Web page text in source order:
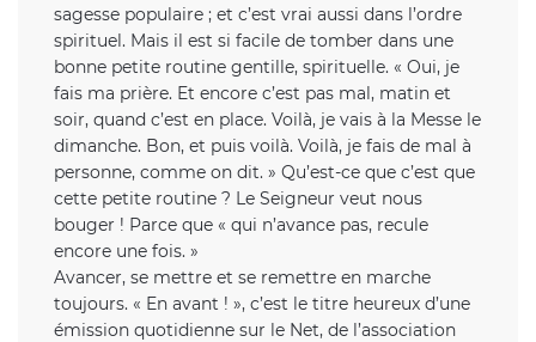
sagesse populaire ; et c’est vrai aussi dans l’ordre
spirituel. Mais il est si facile de tomber dans une
bonne petite routine gentille, spirituelle. « Oui, je
fais ma prière. Et encore c’est pas mal, matin et
soir, quand c’est en place. Voilà, je vais à la Messe le
dimanche. Bon, et puis voilà. Voilà, je fais de mal à
personne, comme on dit. » Qu’est-ce que c’est que
cette petite routine ? Le Seigneur veut nous
bouger ! Parce que « qui n’avance pas, recule
encore une fois. »
Avancer, se mettre et se remettre en marche
toujours. « En avant ! », c’est le titre heureux d’une
émission quotidienne sur le Net, de l’association